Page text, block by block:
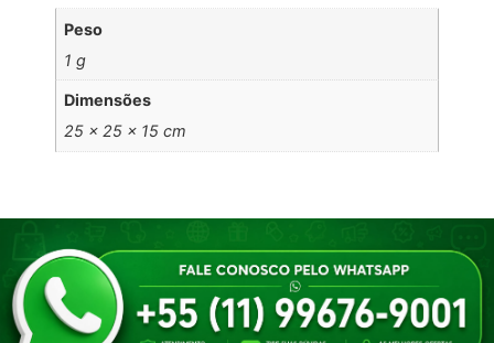
Peso
1 g
Dimensões
25 × 25 × 15 cm